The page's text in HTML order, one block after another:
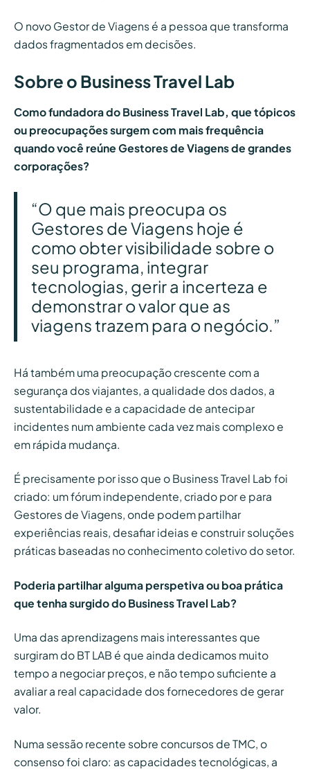
O novo Gestor de Viagens é a pessoa que transforma
dados fragmentados em decisões.
Sobre o Business Travel Lab
Como fundadora do Business Travel Lab, que tópicos
ou preocupações surgem com mais frequência
quando você reúne Gestores de Viagens de grandes
corporações?
“O que mais preocupa os
Gestores de Viagens hoje é
como obter visibilidade sobre o
seu programa, integrar
tecnologias, gerir a incerteza e
demonstrar o valor que as
viagens trazem para o negócio.”
Há também uma preocupação crescente com a
segurança dos viajantes, a qualidade dos dados, a
sustentabilidade e a capacidade de antecipar
incidentes num ambiente cada vez mais complexo e
em rápida mudança.
É precisamente por isso que o Business Travel Lab foi
criado: um fórum independente, criado por e para
Gestores de Viagens, onde podem partilhar
experiências reais, desafiar ideias e construir soluções
práticas baseadas no conhecimento coletivo do setor.
Poderia partilhar alguma perspetiva ou boa prática
que tenha surgido do Business Travel Lab?
Uma das aprendizagens mais interessantes que
surgiram do BT LAB é que ainda dedicamos muito
tempo a negociar preços, e não tempo suficiente a
avaliar a real capacidade dos fornecedores de gerar
valor.
Numa sessão recente sobre concursos de TMC, o
consenso foi claro: as capacidades tecnológicas, a